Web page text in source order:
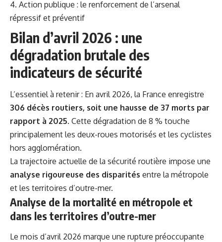
Action publique : le renforcement de l’arsenal
répressif et préventif
Bilan d’avril 2026 : une
dégradation brutale des
indicateurs de sécurité
L’essentiel à retenir : En avril 2026, la France enregistre
306 décès routiers, soit une hausse de 37 morts par
rapport à 2025. Cette dégradation de 8 % touche
principalement les deux-roues motorisés et les cyclistes
hors agglomération.
La trajectoire actuelle de la sécurité routière impose une
analyse rigoureuse des disparités entre la métropole
et les territoires d’outre-mer.
Analyse de la mortalité en métropole et
dans les territoires d’outre-mer
Le mois d’avril 2026 marque une rupture préoccupante